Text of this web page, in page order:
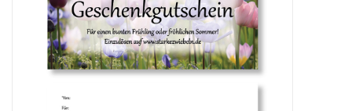
Schattenpflanzen
Angebote